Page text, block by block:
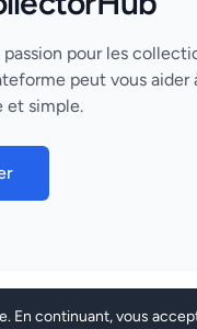
En continuant, vous
pour les
peut vous
et simple.